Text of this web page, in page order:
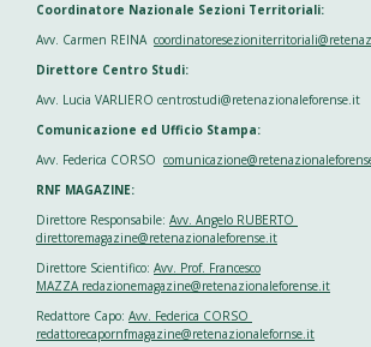
Coordinatore Nazionale Sezioni Territoriali:
Avv. Carmen REINA
Direttore Centro Studi:
Avv. Lucia VARLIERO centrostudi@retenazionaleforense.it
Comunicazione ed Ufficio Stampa:
Avv. Federica CORSO
RNF MAGAZINE:
Direttore Responsabile: Avv. Angelo RUBERTO
direttoremagazine@retenazionaleforense.it
Direttore Scientifico: Avv. Prof. Francesco
MAZZA redazionemagazine@retenazionaleforense.it
Redattore Capo: Avv. Federica CORSO
redattorecapornfmagazine@retenazionalefornse.it